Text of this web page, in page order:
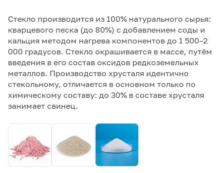
Стекло производится из 100% натурального сырья:
кварцевого песка (до 80%) с добавлением соды и
кальция методом нагрева компонентов до 1 500–2
000 градусов. Стекло окрашивается в массе, путём
введения в его состав оксидов редкоземельных
металлов. Производство хрусталя идентично
стекольному, отличается в основном только по
химическому составу: до 30% в составе хрусталя
занимает свинец.